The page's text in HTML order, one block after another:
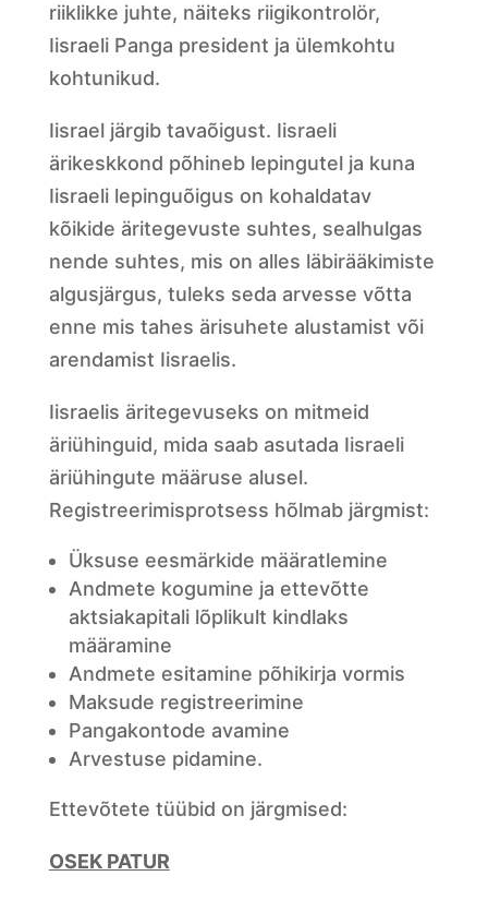
riiklikke juhte, näiteks riigikontrolör,
Iisraeli Panga president ja ülemkohtu
kohtunikud.
Iisrael järgib tavaõigust. Iisraeli
ärikeskkond põhineb lepingutel ja kuna
Iisraeli lepinguõigus on kohaldatav
kõikide äritegevuste suhtes, sealhulgas
nende suhtes, mis on alles läbirääkimiste
algusjärgus, tuleks seda arvesse võtta
enne mis tahes ärisuhete alustamist või
arendamist Iisraelis.
Iisraelis äritegevuseks on mitmeid
äriühinguid, mida saab asutada Iisraeli
äriühingute määruse alusel.
Registreerimisprotsess hõlmab järgmist:
Üksuse eesmärkide määratlemine
Andmete kogumine ja ettevõtte
aktsiakapitali lõplikult kindlaks
määramine
Andmete esitamine põhikirja vormis
Maksude registreerimine
Pangakontode avamine
Arvestuse pidamine.
Ettevõtete tüübid on järgmised:
OSEK PATUR